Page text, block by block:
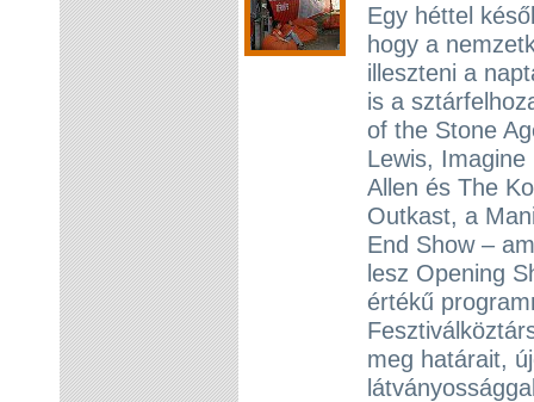
Egy héttel
hogy a
illeszteni a
is a
of the Stone
Lewis,
Allen és The
Outkast, a
End Show –
lesz Opening
értékű
meg határait,